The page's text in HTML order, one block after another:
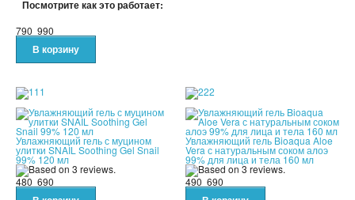
Посмотрите как это работает:
790 990
Увлажняющий гель с муцином
улитки SNAIL Soothing Gel Snail
99% 120 мл
480 690
Увлажняющий гель Bioaqua Aloe
Vera с натуральным соком алоэ
99% для лица и тела 160 мл
490 690